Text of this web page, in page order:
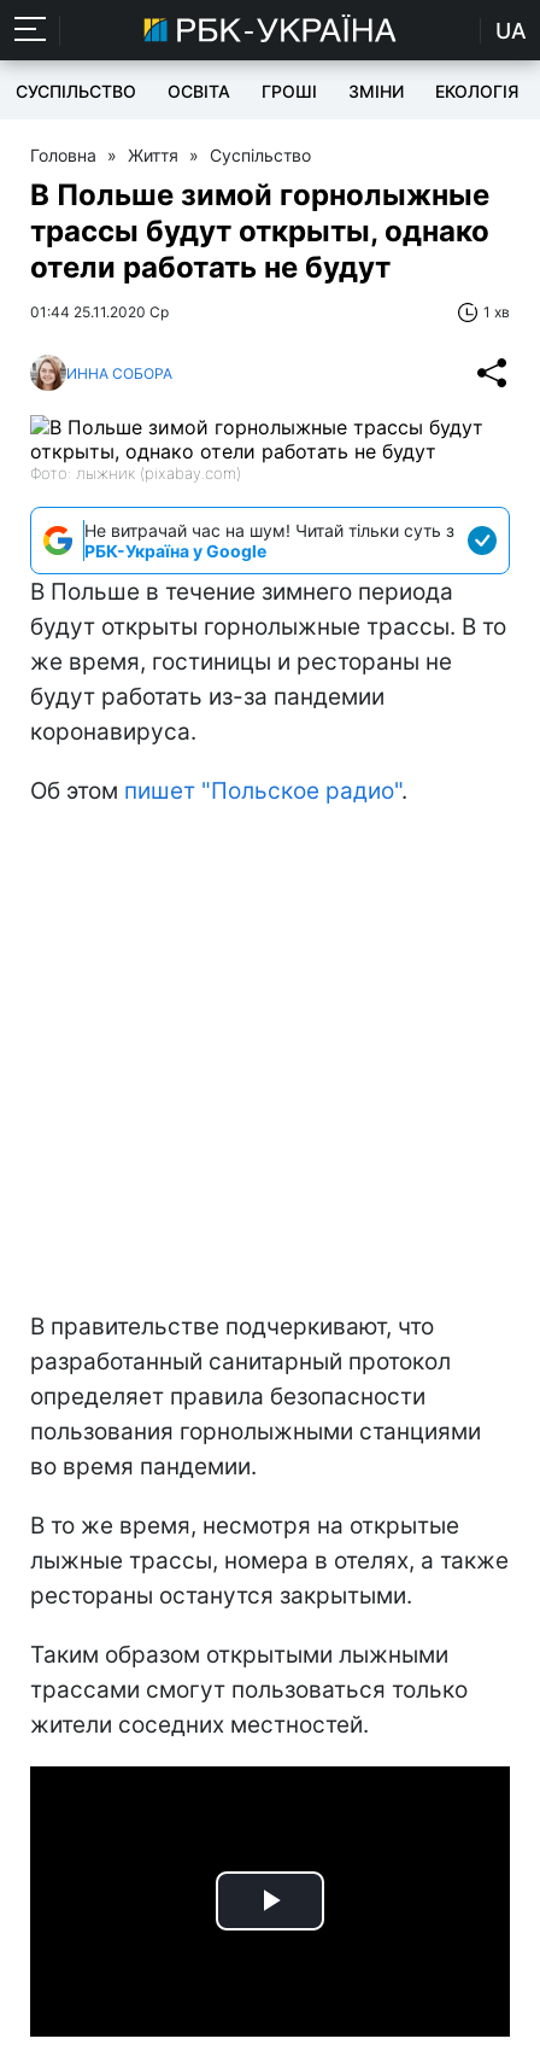
UA
СУСПІЛЬСТВО ОСВІТА ГРОШІ ЗМІНИ ЕКОЛОГІЯ
Головна » Життя » Суспільство
В Польше зимой горнолыжные
трассы будут открыты, однако
отели работать не будут
01:44 25.11.2020 Ср 1 хв
ИННА СОБОРА
Фото: лыжник (pixabay.com)
Не витрачай час на шум! Читай тільки суть з
РБК-Україна у Google
В Польше в течение зимнего периода
будут открыты горнолыжные трассы. В то
же время, гостиницы и рестораны не
будут работать из-за пандемии
коронавируса.
Об этом пишет "Польское радио".
В правительстве подчеркивают, что
разработанный санитарный протокол
определяет правила безопасности
пользования горнолыжными станциями
во время пандемии.
В то же время, несмотря на открытые
лыжные трассы, номера в отелях, а также
рестораны останутся закрытыми.
Таким образом открытыми лыжными
трассами смогут пользоваться только
жители соседних местностей.
Play